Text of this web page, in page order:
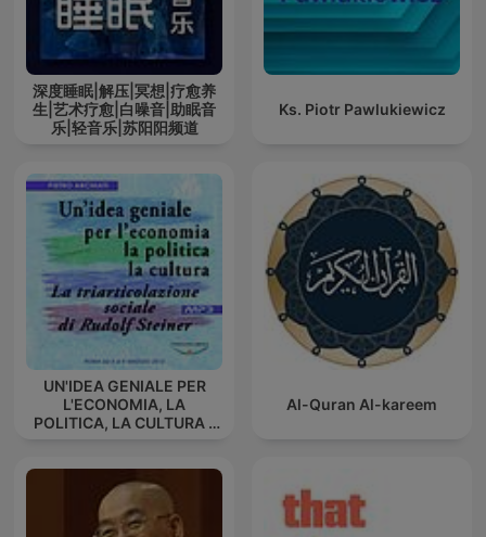
深度睡眠|解压|冥想|疗愈养
生|艺术疗愈|白噪音|助眠音
乐|轻音乐|苏阳阳频道
Ks. Piotr Pawlukiewicz
UN'IDEA GENIALE PER
L'ECONOMIA, LA
POLITICA, LA CULTURA -
Al-Quran Al-kareem